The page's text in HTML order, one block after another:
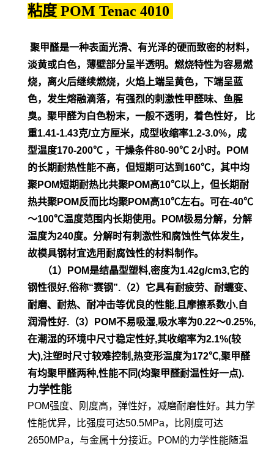
粘度 POM Tenac 4010
聚甲醛是一种表面光滑、有光泽的硬而致密的材料，
淡黄或白色，薄壁部分呈半透明。燃烧特性为容易燃
烧，离火后继续燃烧，火焰上端呈黄色，下端呈蓝
色，发生熔融滴落，有强烈的刺激性甲醛味、鱼腥
臭。聚甲醛为白色粉末，一般不透明，着色性好， 比
重1.41-1.43克/立方厘米，成型收缩率1.2-3.0%，成
型温度170-200℃ ，干燥条件80-90℃ 2小时。POM
的长期耐热性能不高，但短期可达到160℃，其中均
聚POM短期耐热比共聚POM高10℃以上，但长期耐
热共聚POM反而比均聚POM高10℃左右。可在-40℃
～100℃温度范围内长期使用。POM极易分解，分解
温度为240度。分解时有刺激性和腐蚀性气体发生，
故模具钢材宜选用耐腐蚀性的材料制作。
（1）POM是结晶型塑料,密度为1.42g/cm3,它的
钢性很好,俗称“赛钢”. （2）它具有耐疲劳、耐蠕变、
耐磨、耐热、耐冲击等优良的性能,且摩擦系数小,自
润滑性好. （3）POM不易吸湿,吸水率为0.22～0.25%,
在潮湿的环境中尺寸稳定性好,其收缩率为2.1%(较
大),注塑时尺寸较难控制,热变形温度为172℃,聚甲醛
有均聚甲醛两种,性能不同(均聚甲醛耐温性好一点).
力学性能
POM强度、刚度高，弹性好，减磨耐磨性好。其力学
性能优异，比强度可达50.5MPa，比刚度可达
2650MPa，与金属十分接近。POM的力学性能随温